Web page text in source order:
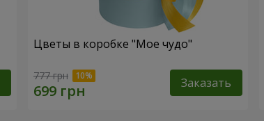
Цветы в коробке "Мое чудо"
777 грн Заказать